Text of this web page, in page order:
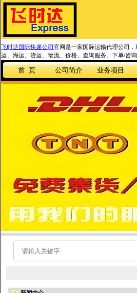
飞时达国际快递公司 官网是一家国际运输代理公司
运、海运、货运、物流、价格、查询服务。下单/咨
首 页 公司简介 业务项目